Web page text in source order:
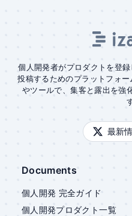
個人開発者がプロダクトを登
投稿するためのプラットフォ
やツールで、集客と露出を強
最新
Documents
個人開発 完全ガイド
個人開発プロダクト一覧